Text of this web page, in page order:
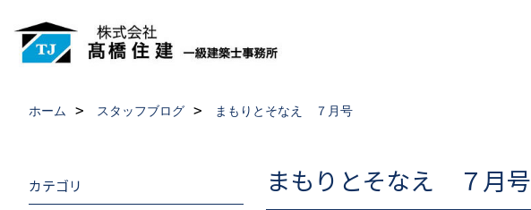
ホーム スタッフブログ まもりとそなえ ７月号
まもりとそなえ ７月号
カテゴリ